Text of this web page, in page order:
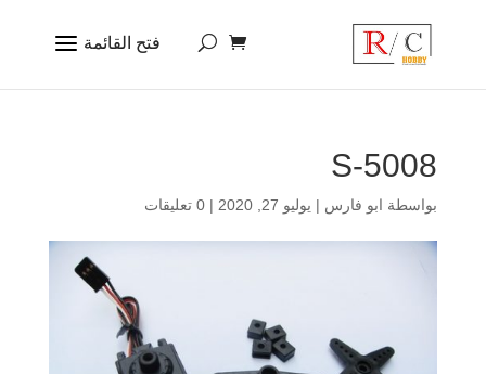
S-5008
بواسطة ابو فارس | يوليو 27, 2020 | 0 تعليقات